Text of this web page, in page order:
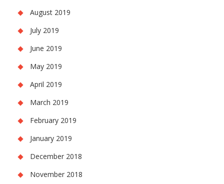
August 2019
July 2019
June 2019
May 2019
April 2019
March 2019
February 2019
January 2019
December 2018
November 2018